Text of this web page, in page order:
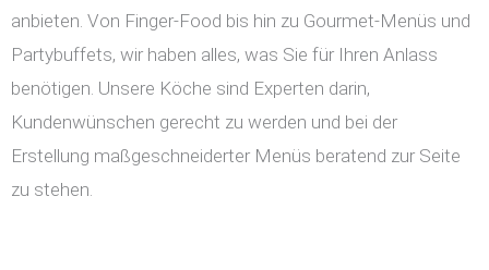
anbieten. Von Finger-Food bis hin zu Gourmet-Menüs und
Partybuffets, wir haben alles, was Sie für Ihren Anlass
benötigen. Unsere Köche sind Experten darin,
Kundenwünschen gerecht zu werden und bei der
Erstellung maßgeschneiderter Menüs beratend zur Seite
zu stehen.